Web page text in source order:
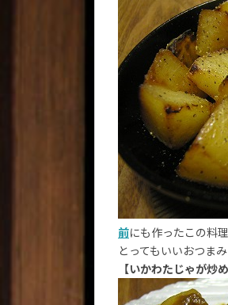
前にも作ったこの料理
とってもいいおつま
【いかわたじゃが炒め